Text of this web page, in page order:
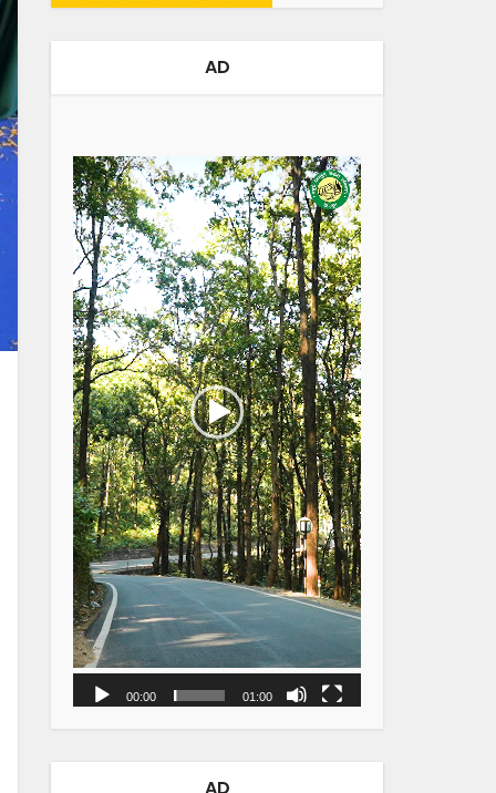
AD
00:00 01:00